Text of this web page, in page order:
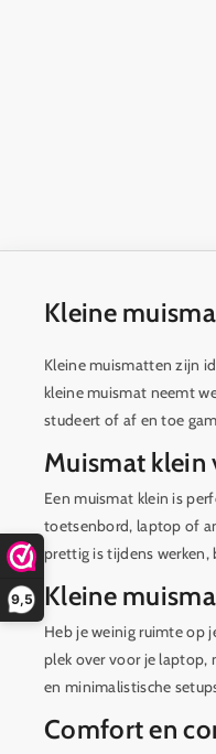
9,5
Kleine
Kleine muismatten zijn
kleine muismat neemt
studeert of af en toe
Muismat klein
Een muismat klein is
toetsenbord, laptop of
prettig is tijdens
Kleine
Heb je weinig ruimte op
plek over voor je laptop,
en minimalistische
Comfort en